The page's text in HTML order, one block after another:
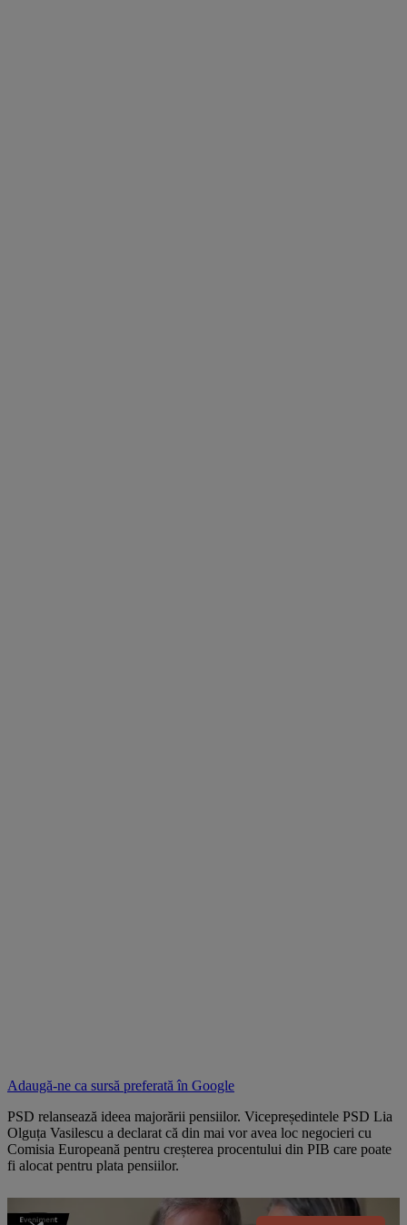
Adaugă-ne ca sursă preferată în Google
PSD relansează ideea majorării pensiilor. Vicepreședintele PSD Lia
Olguța Vasilescu a declarat că din mai vor avea loc negocieri cu
Comisia Europeană pentru creșterea procentului din PIB care poate
fi alocat pentru plata pensiilor.